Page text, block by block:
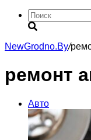
NewGrodno.By/
ремонт
Авто